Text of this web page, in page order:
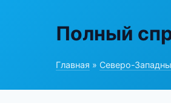
Полный
Главная » Северо-